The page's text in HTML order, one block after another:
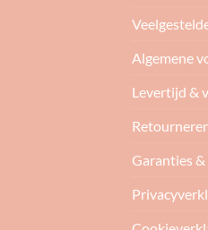
Algemene
Levertijd &
Garanties